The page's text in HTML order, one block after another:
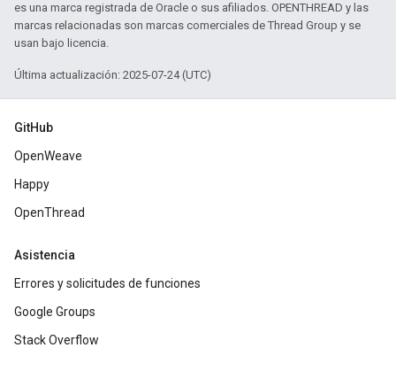
es una marca registrada de Oracle o sus afiliados. OPENTHREAD y las
marcas relacionadas son marcas comerciales de Thread Group y se
usan bajo licencia.
Última actualización: 2025-07-24 (UTC)
GitHub
OpenWeave
Happy
OpenThread
Asistencia
Errores y solicitudes de funciones
Google Groups
Stack Overflow